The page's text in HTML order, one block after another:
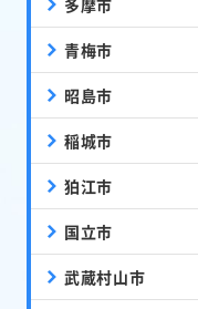
青梅市
昭島市
稲城市
狛江市
国立市
武蔵村山市